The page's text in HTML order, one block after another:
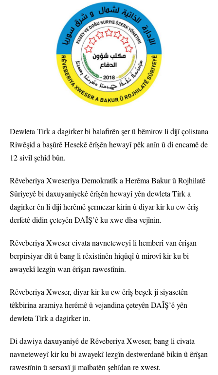
Dewleta Tirk a dagirker bi balafirên şer û bêmirov li dijî çolistana
Riwêşid a başûrê Hesekê êrîşên hewayî pêk anîn û di encamê de
12 sivîl şehîd bûn.
Rêveberiya Xweseriya Demokratîk a Herêma Bakur û Rojhilatê
Sûriyeyê bi daxuyaniyekê êrîşên hewayî yên dewleta Tirk a
dagirker ên li dijî herêmê şermezar kirin û diyar kir ku ew êrîş
derfetê didin çeteyên DAÎŞ’ê ku xwe dîsa vejînin.
Rêveberiya Xweser civata navneteweyî li hemberî van êrîşan
berpirsiyar dît û bang li rêxistinên hiqûqî û mirovî kir ku bi
awayekî lezgîn wan êrîşan rawestînin.
Rêveberiya Xweser, diyar kir ku ew êrîş beşek ji siyasetên
têkbirina aramiya herêmê û vejandina çeteyên DAÎŞ’ê yên
dewleta Tirk a dagirker in.
Di dawiya daxuyaniyê de Rêveberiya Xweser, bang li civata
navneteweyî kir ku bi awayekî lezgîn destwerdanê bikin û êrîşan
rawestînin û sersaxî ji malbatên şehîdan re xwest.